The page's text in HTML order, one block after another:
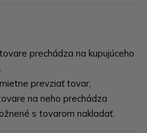
prechádza na kupujúceho
prevziať tovar,
na neho prechádza
s tovarom nakladať.